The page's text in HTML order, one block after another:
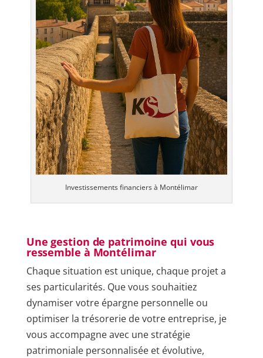
Investissements financiers à Montélimar
Une gestion de patrimoine qui vous
ressemble à Montélimar
Chaque situation est unique, chaque projet a
ses particularités. Que vous souhaitiez
dynamiser votre épargne personnelle ou
optimiser la trésorerie de votre entreprise, je
vous accompagne avec une stratégie
patrimoniale personnalisée et évolutive,